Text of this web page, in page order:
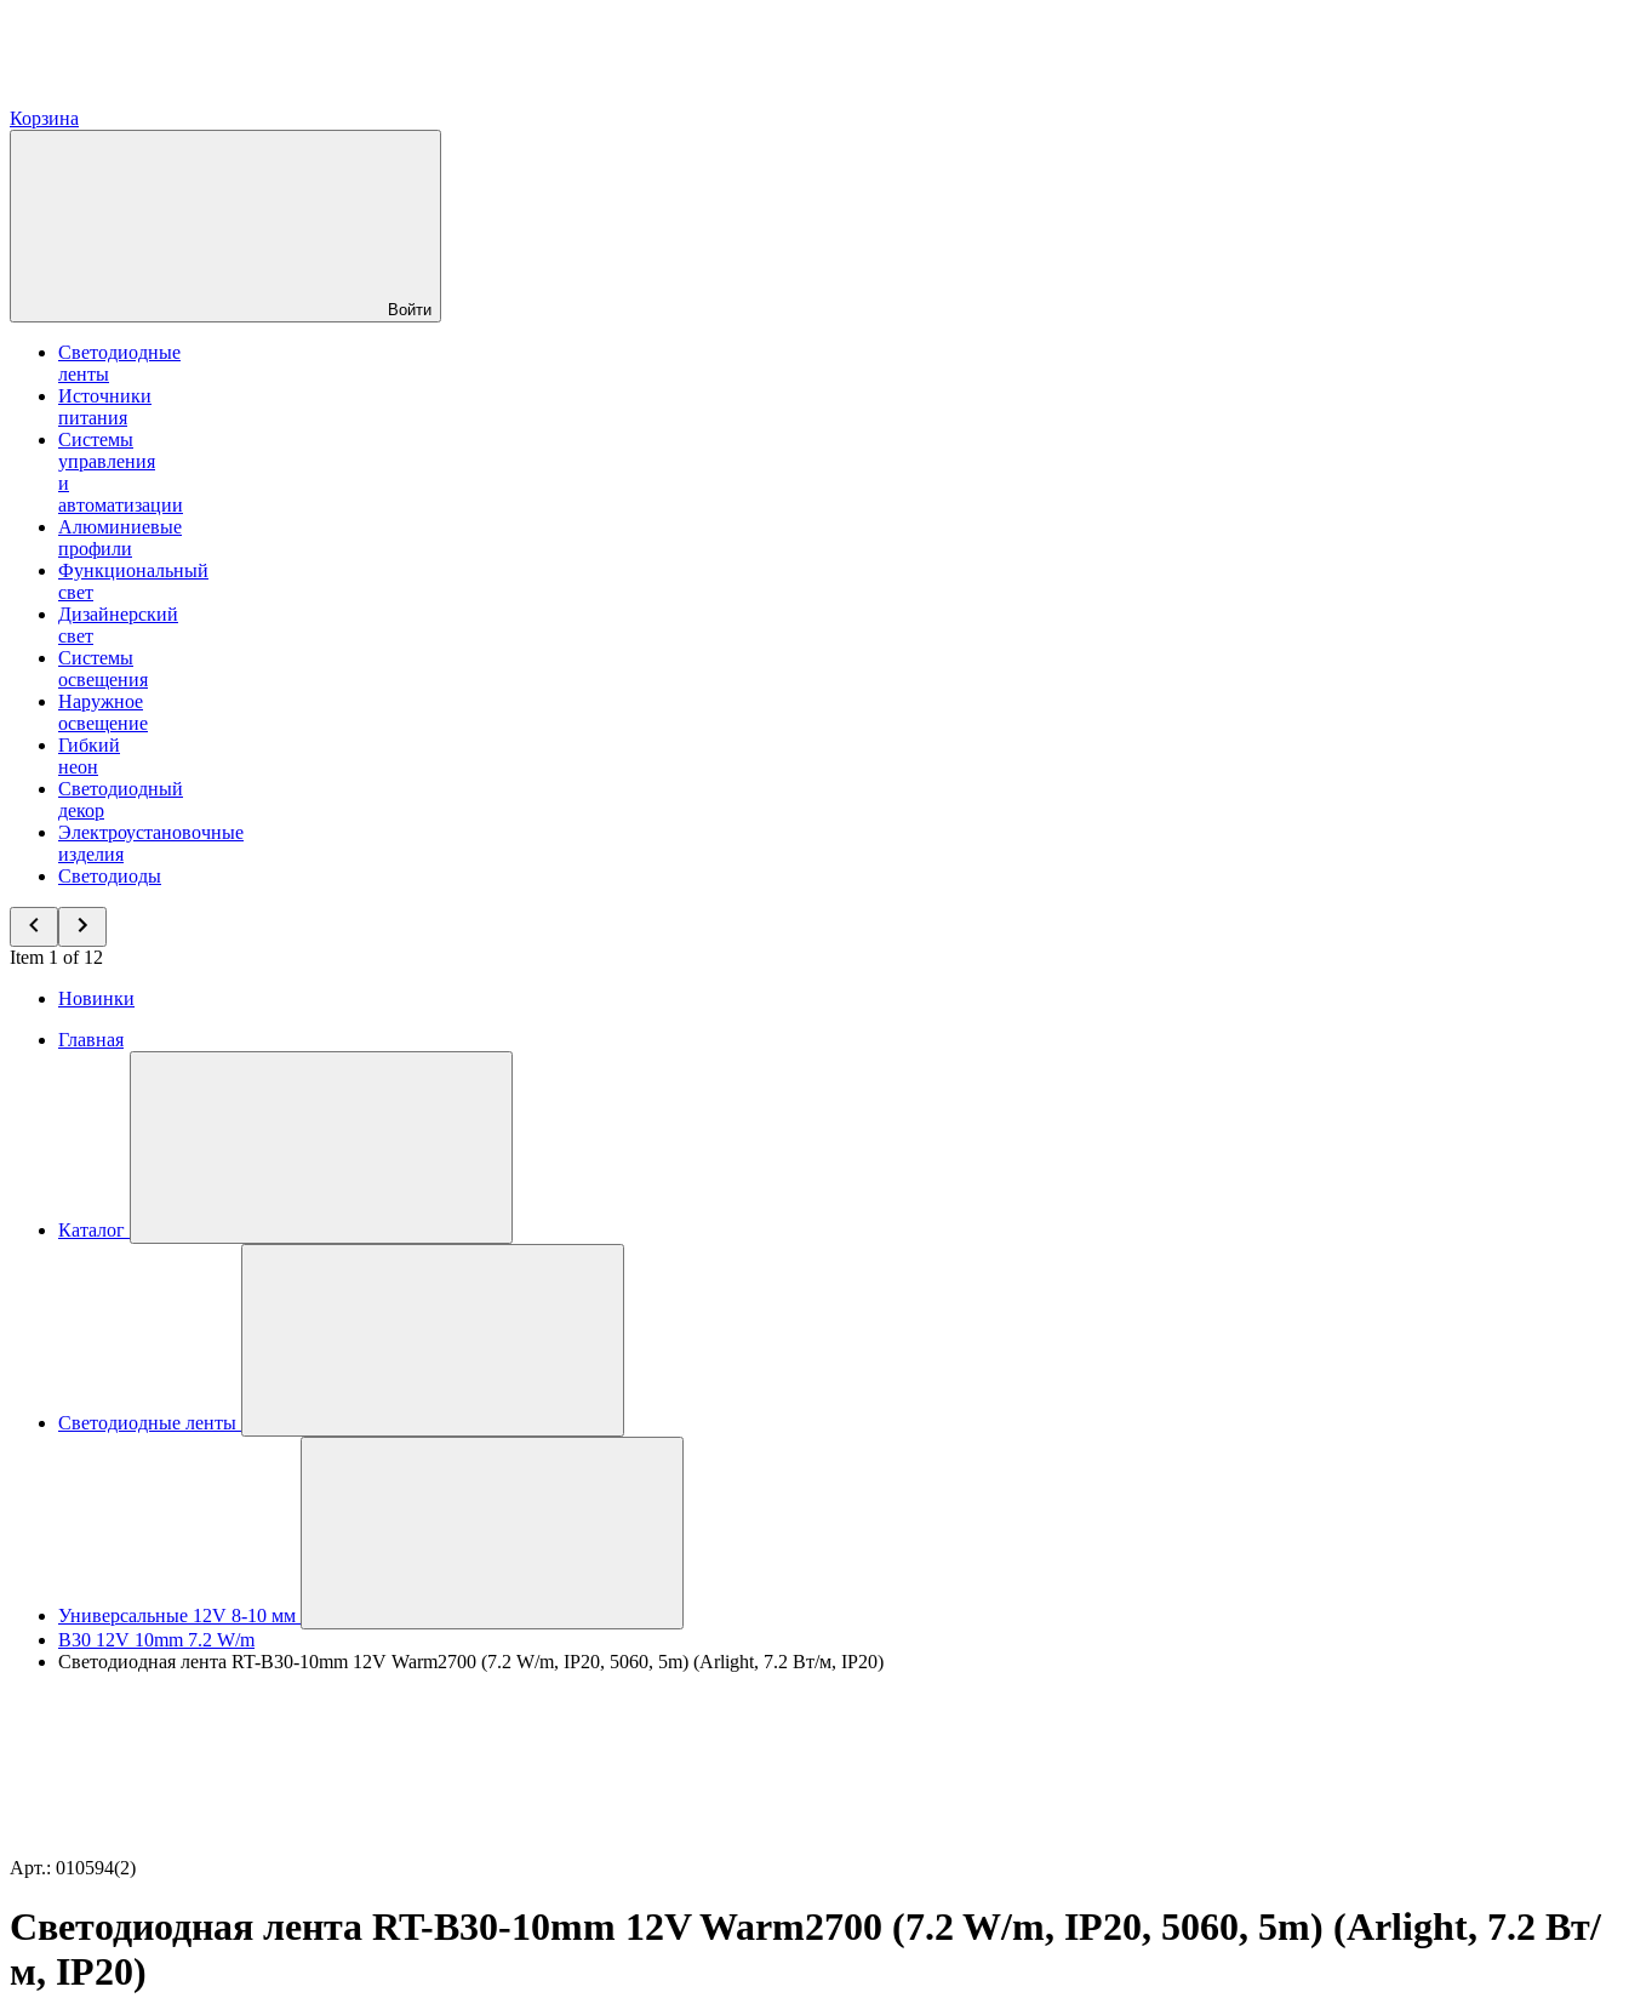
Корзина
Войти
Светодиодные
ленты
Источники
питания
Системы
управления
и
автоматизации
Алюминиевые
профили
Функциональный
свет
Дизайнерский
свет
Системы
освещения
Наружное
освещение
Гибкий
неон
Светодиодный
декор
Электроустановочные
изделия
Светодиоды
Item 1 of 12
Новинки
Главная
Каталог
Светодиодные ленты
Универсальные 12V 8-10 мм
B30 12V 10mm 7.2 W/m
Светодиодная лента RT-B30-10mm 12V Warm2700 (7.2 W/m, IP20, 5060, 5m) (Arlight, 7.2 Вт/м, IP20)
Арт.: 010594(2)
Светодиодная лента RT-B30-10mm 12V Warm2700 (7.2 W/m, IP20, 5060, 5m) (Arlight, 7.2 Вт/
м, IP20)